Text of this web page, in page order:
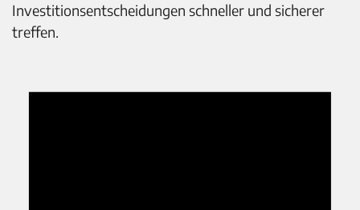
Investitionsentscheidungen schneller und sicherer
treffen.